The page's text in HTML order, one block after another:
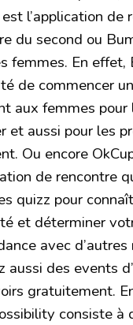
l’application de
du second ou
femmes. En effet,
de commencer
aux femmes pour
et aussi pour les
Ou encore
de rencontre
quizz pour
et déterminer
avec d’autres
aussi des events
gratuitement.
consiste à